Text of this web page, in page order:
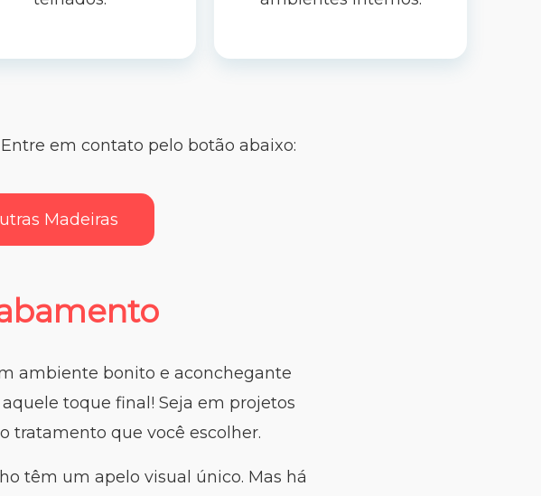
em contato pelo botão abaixo:
Madeiras
ambiente bonito e aconchegante
toque final! Seja em projetos
tratamento que você escolher.
têm um apelo visual único. Mas há